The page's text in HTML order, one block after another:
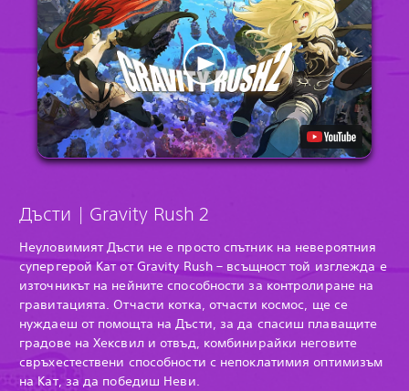
Дъсти | Gravity Rush 2
Неуловимият Дъсти не е просто спътник на невероятния
супергерой Кат от Gravity Rush – всъщност той изглежда е
източникът на нейните способности за контролиране на
гравитацията. Отчасти котка, отчасти космос, ще се
нуждаеш от помощта на Дъсти, за да спасиш плаващите
градове на Хексвил и отвъд, комбинирайки неговите
свръхестествени способности с непоклатимия оптимизъм
на Кат, за да победиш Неви.